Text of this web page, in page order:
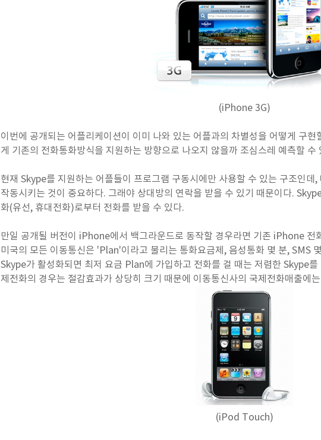
(iPhone 3G)
이번에 공개되는 어플리케이션이 이미 나와 있는 어플과의 차별성을 어떻게 구
게 기존의 전화통화방식을 지원하는 방향으로 나오지 않을까 조심스레 예측할 수
현재 Skype를 지원하는 어플들이 프로그램 구동시에만 사용할 수 있는 구조인데
작동시키는 것이 중요하다. 그래야 상대방의 연락을 받을 수 있기 때문이다.
화(유선, 휴대전화)로부터 전화를 받을 수 있다.
만일 공개될 버전이 iPhone에서 백그라운드로 동작할 경우라면 기존 iPhone 전
미국의 모든 이동통신은 'Plan'이라고 불리는 통화요금제, 음성통화 몇 분, SMS
Skype가 활성화되면 최저 요금 Plan에 가입하고 전화를 걸 때는 저렴한 Skype
제전화의 경우는 절감효과가 상당히 크기 때문에 이동통신사의 국제전화매출에
(iPod Touch)